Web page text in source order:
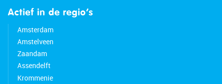
Actief in de regio’s
Amsterdam
Amstelveen
Zaandam
Assendelft
Krommenie